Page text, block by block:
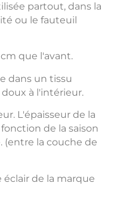
partout, dans la
ou le fauteuil
que l'avant.
dans un tissu
à l'intérieur.
L'épaisseur de la
de la saison
(entre la couche de
de la marque